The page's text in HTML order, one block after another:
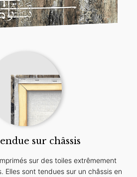
sur châssis
sur des toiles extrêmement
Elles sont tendues sur un châssis en